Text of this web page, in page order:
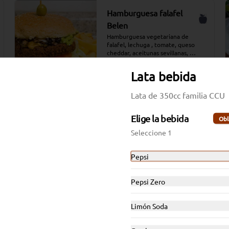
Hamburguesa falafel
Belen
Hamburguesa vegetariana de
falafel, lechuga , tomate, queso
cheddar, aceitunas sevillanas,
de papas fritas y salsa adicional
Lata bebida
Lata de 350cc familia CCU
Elige la bebida
Seleccione 1
Pepsi
Pepsi Zero
Limón Soda